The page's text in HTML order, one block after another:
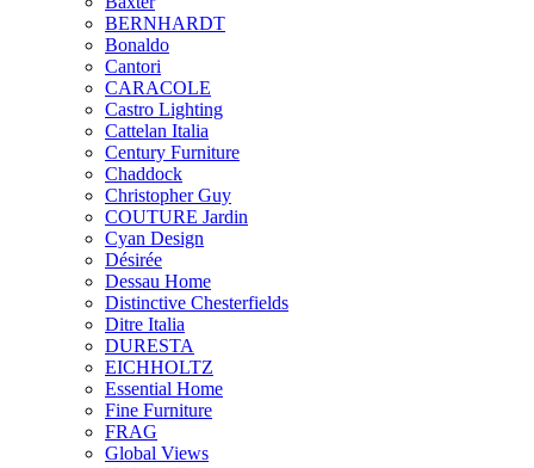
BERNHARDT
Bonaldo
Cantori
CARACOLE
Castro Lighting
Cattelan Italia
Century Furniture
Chaddock
Christopher Guy
COUTURE Jardin
Cyan Design
Désirée
Dessau Home
Distinctive Chesterfields
Ditre Italia
DURESTA
EICHHOLTZ
Essential Home
Fine Furniture
FRAG
Global Views